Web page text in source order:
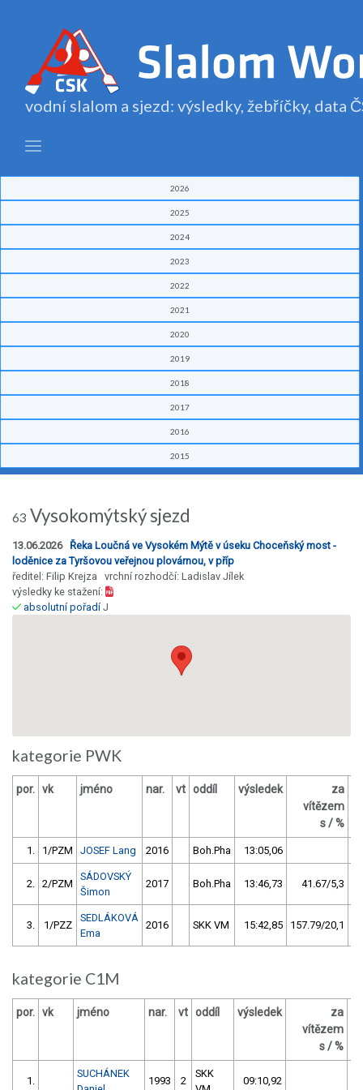
vodní slalom a sjezd: výsledky, žebříčky, data
2026
2025
2024
2023
2022
2021
2020
2019
2018
2017
2016
2015
63 Vysokomýtský sjezd
13.06.2026 Řeka Loučná ve Vysokém Mýtě v úseku Choceňský most -
loděnice za Tyršovou veřejnou plovárnou, v příp
ředitel: Filip Krejza vrchní rozhodčí: Ladislav Jílek
výsledky ke stažení:
absolutní pořadíJ
kategorie PWK
por. vk jméno nar. vt oddíl výsledek
za
vítězem
s / %
1. 1/PZM JOSEF Lang 2016 Boh.Pha 13:05,06
2. 2/PZM
SÁDOVSKÝ
Šimon
2017 Boh.Pha 13:46,73 41.67/5,3
3. 1/PZZ
SEDLÁKOVÁ
Ema
2016 SKK VM 15:42,85 157.79/20,1
kategorie C1M
por. vk jméno nar. vt oddíl výsledek
za
vítězem
s / %
1.
SUCHÁNEK
1993 2
SKK
09:10,92